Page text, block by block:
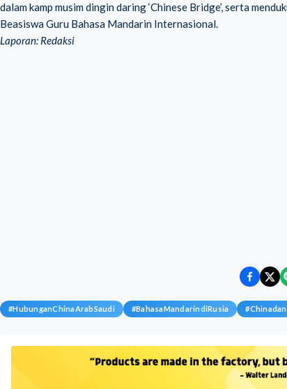
dalam kamp musim dingin daring ‘Chinese Bridge’, serta
Beasiswa Guru Bahasa Mandarin Internasional.
Laporan: Redaksi
#HubunganChinaArabSaudi #BahasaMandarindiRusia #